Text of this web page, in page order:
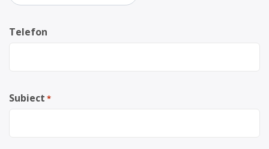
Telefon
Subiect *